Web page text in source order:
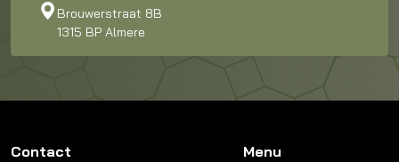
Brouwerstraat 8B
1315 BP Almere
Contact Menu